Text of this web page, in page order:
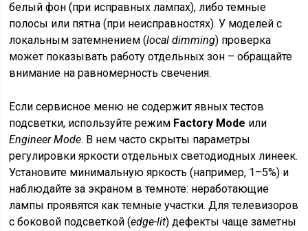
белый фон (при исправных лампах), либо темные
полосы или пятна (при неисправностях). У моделей с
локальным затемнением (local dimming) проверка
может показывать работу отдельных зон – обращайте
внимание на равномерность свечения.
Если сервисное меню не содержит явных тестов
подсветки, используйте режим Factory Mode или
Engineer Mode. В нем часто скрыты параметры
регулировки яркости отдельных светодиодных линеек.
Установите минимальную яркость (например, 1–5%) и
наблюдайте за экраном в темноте: неработающие
лампы проявятся как темные участки. Для телевизоров
с боковой подсветкой (edge-lit) дефекты чаще заметны